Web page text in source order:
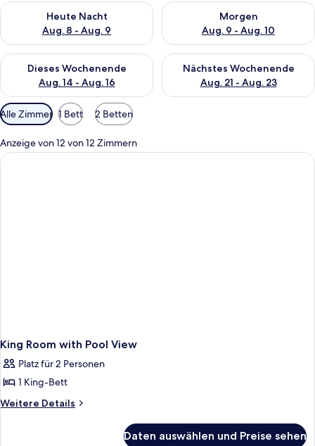
Heute Nacht
Aug. 8 - Aug. 9
Überprüfe die Verfügbarkeit für heute Nacht, Aug. 8 - Aug. 9.
Morgen
Aug. 9 - Aug. 10
Überprüfe die Verfügbarkeit
Dieses Wochenende
Aug. 14 - Aug. 16
Überprüfe die Verfügbarkeit für dieses Wochenende, Aug. 14
Nächstes Wochenende
Aug. 21 - Aug. 23
Überprüfe die Verfügbarkeit
Verfügbare
Filter
für
Zimmer
Alle Zimmer 1 Bett 2 Betten
Anzeige von 12 von 12 Zimmern
King Room with Pool View
Platz für 2 Personen
1 King-Bett
Weitere Details
Weitere
Daten auswählen und Preise sehen